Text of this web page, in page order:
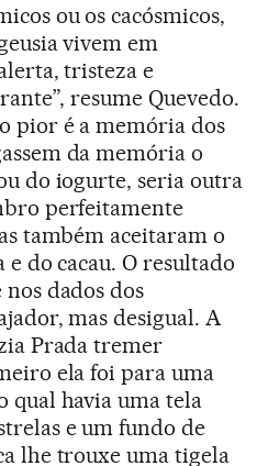
ou os cacósmicos,
vivem em
tristeza e
resume Quevedo.
pior é a memória dos
da memória o
do iogurte, seria outra
perfeitamente
também aceitaram o
do cacau. O resultado
dados dos
mas desigual. A
Prada tremer
ela foi para uma
qual havia uma tela
e um fundo de
lhe trouxe uma tigela